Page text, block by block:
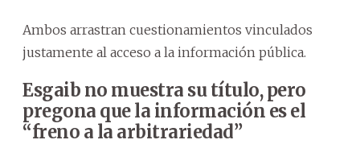
Ambos arrastran cuestionamientos vinculados
justamente al acceso a la información pública.
Esgaib no muestra su título, pero
pregona que la información es el
“freno a la arbitrariedad”